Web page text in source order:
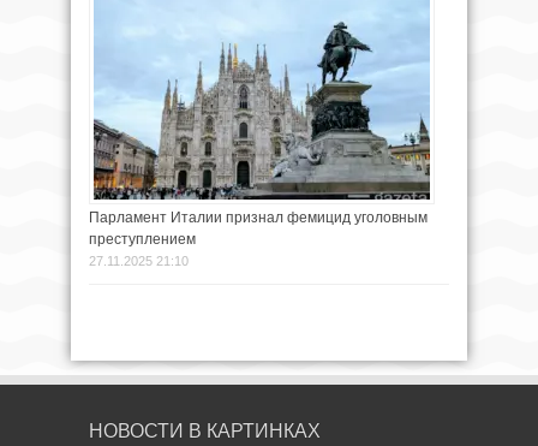
Парламент Италии признал фемицид уголовным
преступлением
27.11.2025 21:10
НОВОСТИ В КАРТИНКАХ